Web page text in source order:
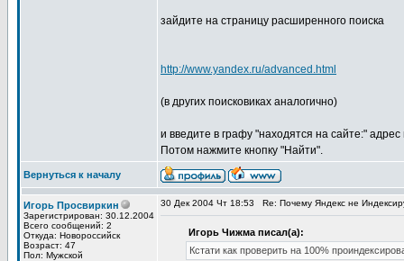
зайдите на страницу расширенного поиска
http://www.yandex.ru/advanced.html
(в других поисковиках аналогично)
и введите в графу "находятся на сайте:"
Потом нажмите кнопку "Найти".
Вернуться к началу
Игорь Просвиркин
Зарегистрирован: 30.12.2004
Всего сообщений: 2
Откуда: Новороссийск
Возраст: 47
Пол: Мужской
30 Дек 2004 Чт 18:53 Re: Почему Яндекс не
Игорь Чижма писал(а):
Кстати как проверить на 100%